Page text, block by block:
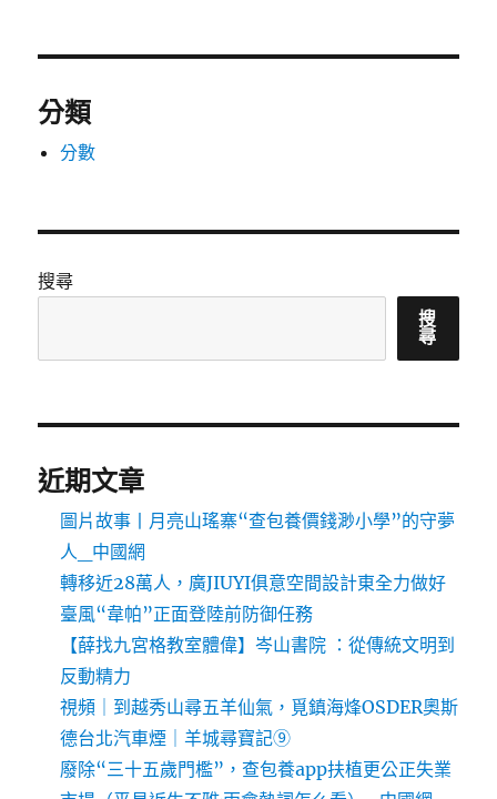
分類
分數
搜尋
搜
尋
近期文章
圖片故事丨月亮山瑤寨“查包養價錢渺小學”的守夢
人_中國網
轉移近28萬人，廣JIUYI俱意空間設計東全力做好
臺風“韋帕”正面登陸前防御任務
【薛找九宮格教室體偉】岑山書院 ：從傳統文明到
反動精力
視頻｜到越秀山尋五羊仙氣，覓鎮海烽OSDER奧斯
德台北汽車煙｜羊城尋寶記⑨
廢除“三十五歲門檻”，查包養app扶植更公正失業